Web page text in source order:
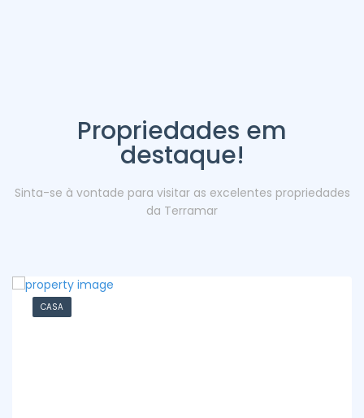
Propriedades em
destaque!
Sinta-se à vontade para visitar as excelentes propriedades
da Terramar
CASA